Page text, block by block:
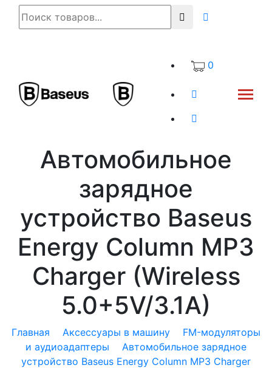
0
Автомобильное
зарядное
устройство Baseus
Energy Column MP3
Charger (Wireless
5.0+5V/3.1A)
Главная Аксессуары в машину
FM-модуляторы
и аудиоадаптеры
Автомобильное зарядное
устройство Baseus Energy Column MP3 Charger